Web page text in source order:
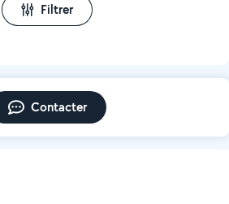
Filtrer
Contacter